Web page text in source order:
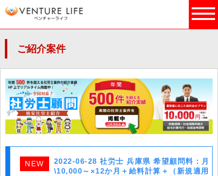
ご紹介案件
NEW
2022-06-28 社労士 兵庫県 希望顧問料：月
\10,000～×12か月＋給料計算＋（新規適用